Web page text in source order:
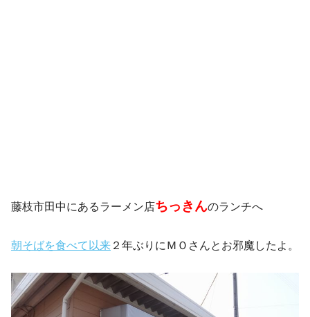
藤枝市田中にあるラーメン店ちっきんのランチへ
朝そばを食べて以来 ２年ぶりにＭＯさんとお邪魔したよ。